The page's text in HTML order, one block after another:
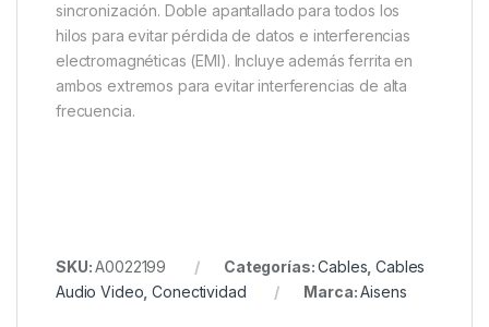
sincronización. Doble apantallado para todos los
hilos para evitar pérdida de datos e interferencias
electromagnéticas (EMI). Incluye además ferrita en
ambos extremos para evitar interferencias de alta
frecuencia.
SKU:A0022199 Categorías:Cables ,Cables
Audio Video ,Conectividad Marca:Aisens